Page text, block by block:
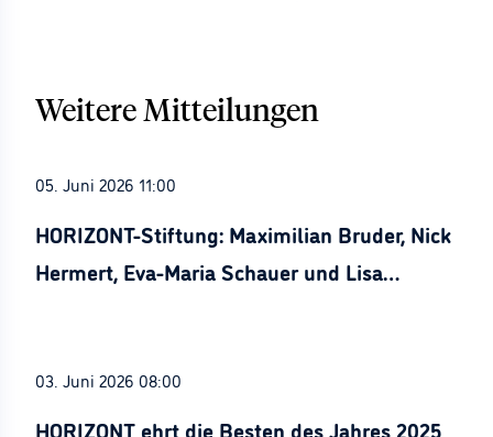
Weitere Mitteilungen
05. Juni 2026 11:00
HORIZONT-Stiftung: Maximilian Bruder, Nick
Hermert, Eva-Maria Schauer und Lisa
03. Juni 2026 08:00
HORIZONT ehrt die Besten des Jahres 2025